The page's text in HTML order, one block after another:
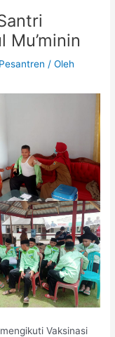
Mu’minin
/ Oleh
Vaksinasi